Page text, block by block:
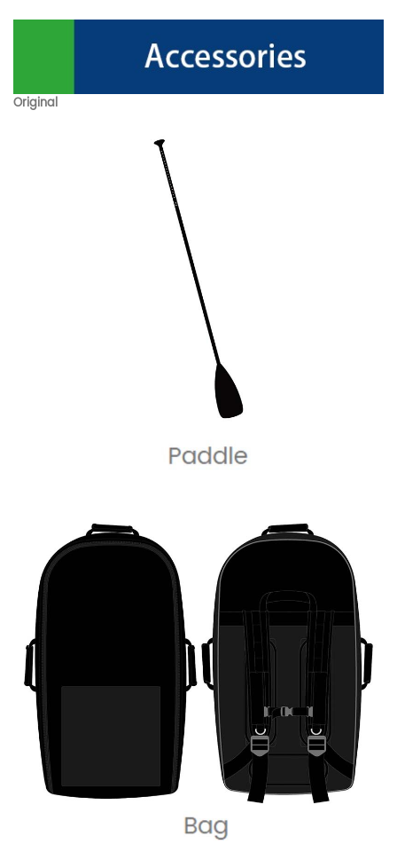
Original